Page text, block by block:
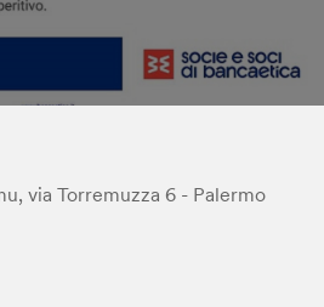
via Torremuzza 6 - Palermo